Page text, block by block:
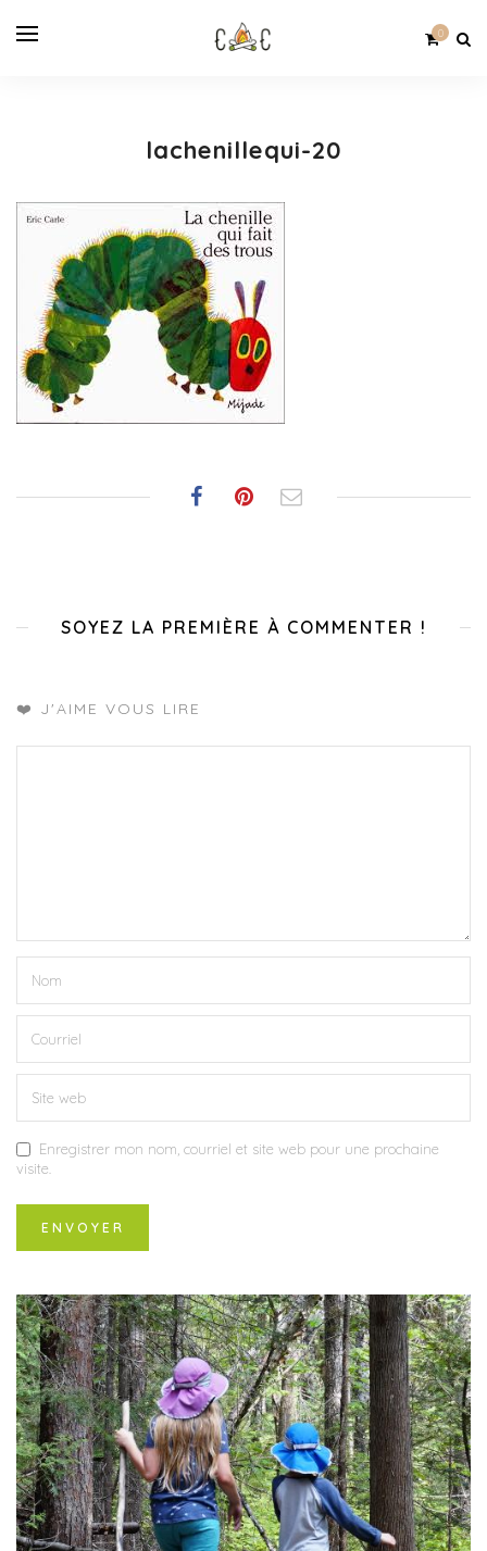
0
lachenillequi-20
SOYEZ LA PREMIÈRE À COMMENTER !
❤️ J'AIME VOUS LIRE
Enregistrer mon nom, courriel et site web pour une prochaine
visite.